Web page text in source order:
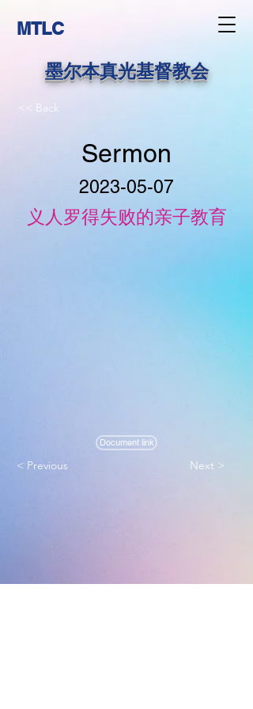
MTLC
墨尔本真光基督教会
<< Back
Sermon
2023-05-07
义人罗得失败的亲子教育
Document link
< Previous Next >